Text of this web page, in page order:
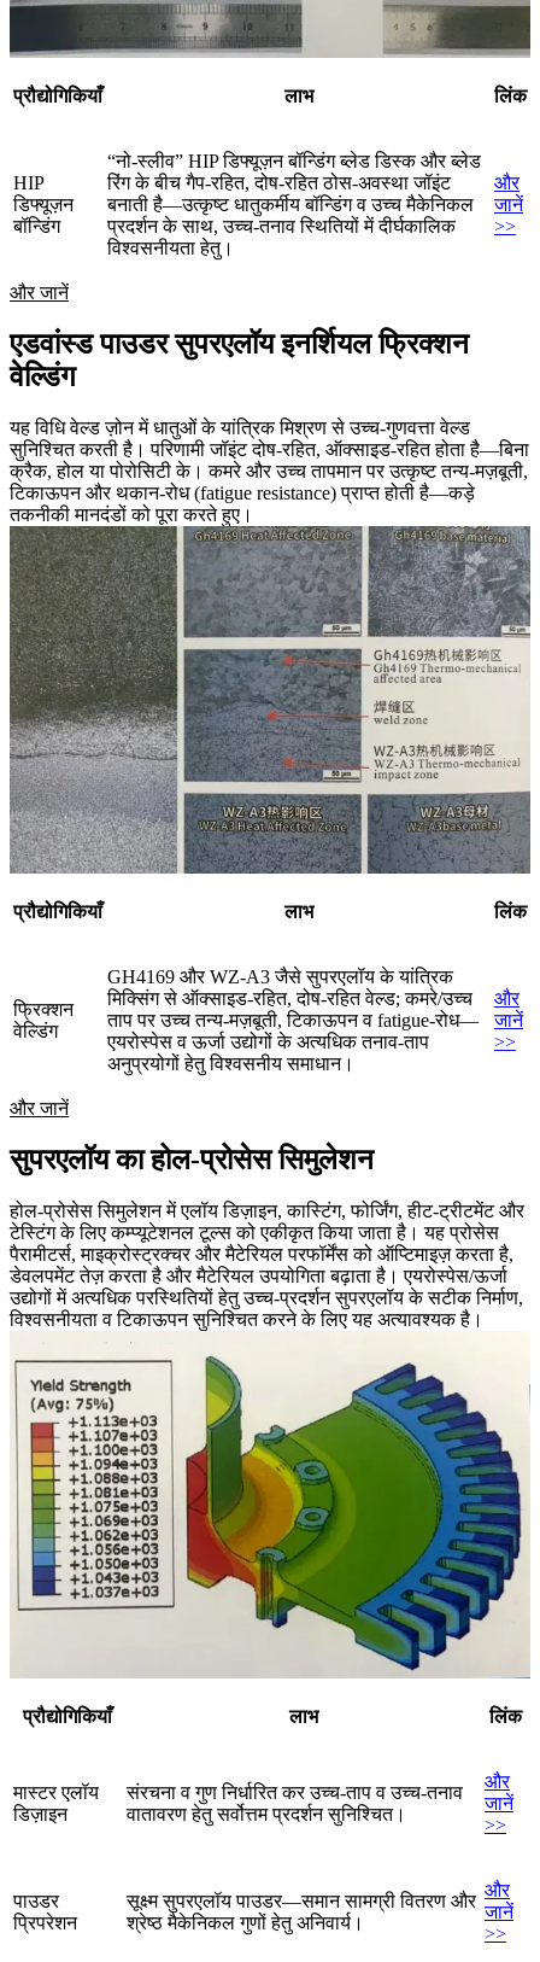
प्रौद्योगिकियाँ लाभ लिंक
HIP
डिफ्यूज़न
बॉन्डिंग
“नो-स्लीव” HIP डिफ्यूज़न बॉन्डिंग ब्लेड डिस्क और ब्लेड
रिंग के बीच गैप-रहित, दोष-रहित ठोस-अवस्था जॉइंट
बनाती है—उत्कृष्ट धातुकर्मीय बॉन्डिंग व उच्च मैकेनिकल
प्रदर्शन के साथ, उच्च-तनाव स्थितियों में दीर्घकालिक
विश्वसनीयता हेतु।
और
जानें
>>
और जानें
एडवांस्ड पाउडर सुपरएलॉय इनर्शियल फ्रिक्शन
वेल्डिंग
यह विधि वेल्ड ज़ोन में धातुओं के यांत्रिक मिश्रण से उच्च-गुणवत्ता वेल्ड
सुनिश्चित करती है। परिणामी जॉइंट दोष-रहित, ऑक्साइड-रहित होता है—बिना
क्रैक, होल या पोरोसिटी के। कमरे और उच्च तापमान पर उत्कृष्ट तन्य-मज़बूती,
टिकाऊपन और थकान-रोध (fatigue resistance) प्राप्त होती है—कड़े
तकनीकी मानदंडों को पूरा करते हुए।
प्रौद्योगिकियाँ लाभ लिंक
फ्रिक्शन
वेल्डिंग
GH4169 और WZ-A3 जैसे सुपरएलॉय के यांत्रिक
मिक्सिंग से ऑक्साइड-रहित, दोष-रहित वेल्ड; कमरे/उच्च
ताप पर उच्च तन्य-मज़बूती, टिकाऊपन व fatigue-रोध—
एयरोस्पेस व ऊर्जा उद्योगों के अत्यधिक तनाव-ताप
अनुप्रयोगों हेतु विश्वसनीय समाधान।
और
जानें
>>
और जानें
सुपरएलॉय का होल-प्रोसेस सिमुलेशन
होल-प्रोसेस सिमुलेशन में एलॉय डिज़ाइन, कास्टिंग, फोर्जिंग, हीट-ट्रीटमेंट और
टेस्टिंग के लिए कम्प्यूटेशनल टूल्स को एकीकृत किया जाता है। यह प्रोसेस
पैरामीटर्स, माइक्रोस्ट्रक्चर और मैटेरियल परफॉर्मेंस को ऑप्टिमाइज़ करता है,
डेवलपमेंट तेज़ करता है और मैटेरियल उपयोगिता बढ़ाता है। एयरोस्पेस/ऊर्जा
उद्योगों में अत्यधिक परस्थितियों हेतु उच्च-प्रदर्शन सुपरएलॉय के सटीक निर्माण,
विश्वसनीयता व टिकाऊपन सुनिश्चित करने के लिए यह अत्यावश्यक है।
प्रौद्योगिकियाँ लाभ लिंक
मास्टर एलॉय
डिज़ाइन
संरचना व गुण निर्धारित कर उच्च-ताप व उच्च-तनाव
वातावरण हेतु सर्वोत्तम प्रदर्शन सुनिश्चित।
और
जानें
>>
पाउडर
प्रिपरेशन
सूक्ष्म सुपरएलॉय पाउडर—समान सामग्री वितरण और
श्रेष्ठ मैकेनिकल गुणों हेतु अनिवार्य।
और
जानें
>>